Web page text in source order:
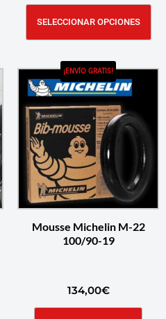
SELECCIONAR OPCIONES
¡ENVÍO GRATIS!
Mousse Michelin M-22
100/90-19
134,00€